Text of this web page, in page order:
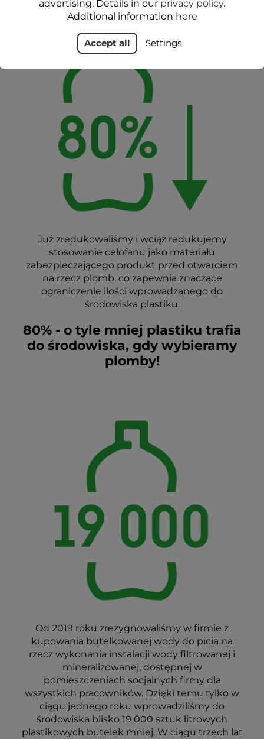
Już zredukowaliśmy i wciąż redukujemy
stosowanie celofanu jako materiału
zabezpieczającego produkt przed otwarciem
na rzecz plomb, co zapewnia znaczące
ograniczenie ilości wprowadzanego do
środowiska plastiku.
80% - o tyle mniej plastiku trafia
do środowiska, gdy wybieramy
plomby!
Od 2019 roku zrezygnowaliśmy w firmie z
kupowania butelkowanej wody do picia na
rzecz wykonania instalacji wody filtrowanej i
mineralizowanej, dostępnej w
pomieszczeniach socjalnych firmy dla
wszystkich pracowników. Dzięki temu tylko w
ciągu jednego roku wprowadziliśmy do
środowiska blisko 19 000 sztuk litrowych
plastikowych butelek mniej. W ciągu trzech lat
advertising. Details in our privacy policy.
Additional information here
Accept all Settings